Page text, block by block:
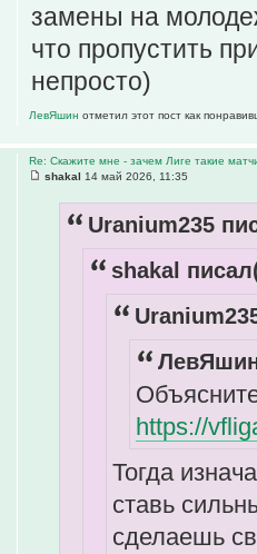
замены на
что пропустить
непросто)
ЛевЯшин отметил этот пост как
Re: Скажите мне - зачем Лиге такие
shakal 14 май 2026, 11:35
Uranium235
shakal
https://
Тогда
ставь
сделаешь